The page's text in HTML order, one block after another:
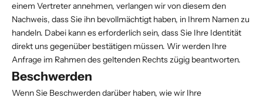
einem Vertreter annehmen, verlangen wir von diesem den
Nachweis, dass Sie ihn bevollmächtigt haben, in Ihrem Namen zu
handeln. Dabei kann es erforderlich sein, dass Sie Ihre Identität
direkt uns gegenüber bestätigen müssen. Wir werden Ihre
Anfrage im Rahmen des geltenden Rechts zügig beantworten.
Beschwerden
Wenn Sie Beschwerden darüber haben, wie wir Ihre